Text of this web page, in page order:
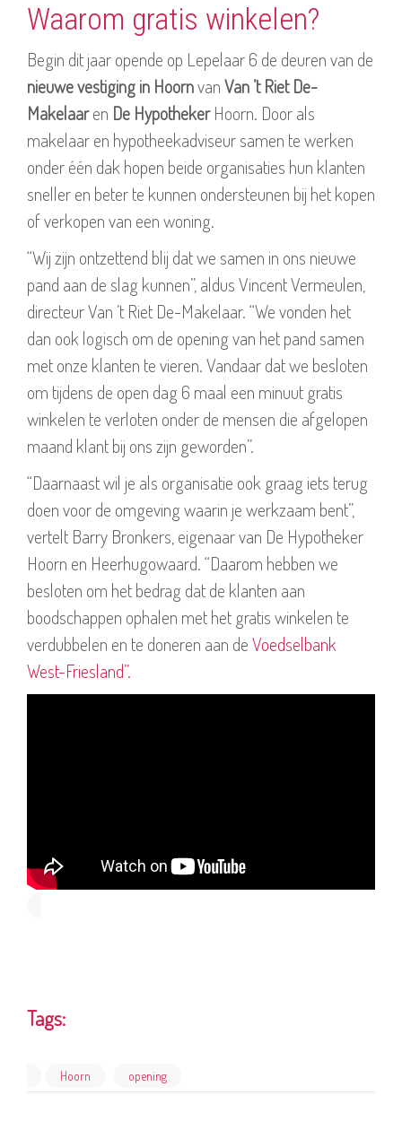
Waarom gratis winkelen?
Begin dit jaar opende op Lepelaar 6 de deuren van de
nieuwe vestiging in HoornvanVan ’t Riet De-
Makelaaren De HypothekerHoorn. Door als
makelaar en hypotheekadviseur samen te werken
onder één dak hopen beide organisaties hun klanten
sneller en beter te kunnen ondersteunen bij het kopen
of verkopen van een woning.
“Wij zijn ontzettend blij dat we samen in ons nieuwe
pand aan de slag kunnen”, aldus Vincent Vermeulen,
directeur Van ’t Riet De-Makelaar. “We vonden het
dan ook logisch om de opening van het pand samen
met onze klanten te vieren. Vandaar dat we besloten
om tijdens de open dag 6 maal een minuut gratis
winkelen te verloten onder de mensen die afgelopen
maand klant bij ons zijn geworden”.
“Daarnaast wil je als organisatie ook graag iets terug
doen voor de omgeving waarin je werkzaam bent”,
vertelt Barry Bronkers, eigenaar van De Hypotheker
Hoorn en Heerhugowaard. “Daarom hebben we
besloten om het bedrag dat de klanten aan
boodschappen ophalen met het gratis winkelen te
verdubbelen en te doneren aan deVoedselbank
West-Friesland”.
Tags:
Hoorn opening